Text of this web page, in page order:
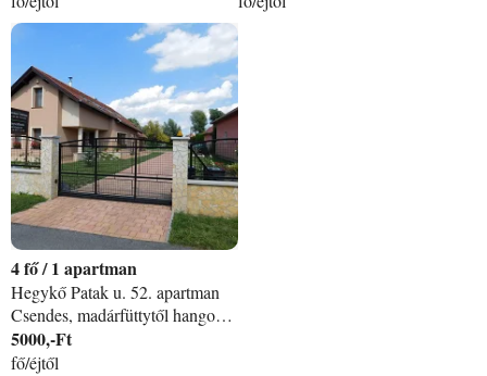
4 /1 apartman
Hegykő Patak u. 52. apartman
Csendes, madárfüttytől hangos, szép utcában lévő családi házunk tetőterében külön bejárattal kialakított, klímával felszerelt apartmanunkban garantált a nyugodt pihenés!
5000,-Ft
fő/éjtől